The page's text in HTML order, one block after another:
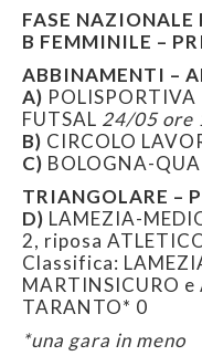
FASE NAZIONALE
B FEMMINILE –
ABBINAMENTI –
A) POLISPORTIVA
FUTSAL 24/05 ore
B) CIRCOLO
C) BOLOGNA-
TRIANGOLARE –
D) LAMEZIA-
2, riposa
Classifica:
MARTINSICURO
TARANTO* 0
*una gara in meno